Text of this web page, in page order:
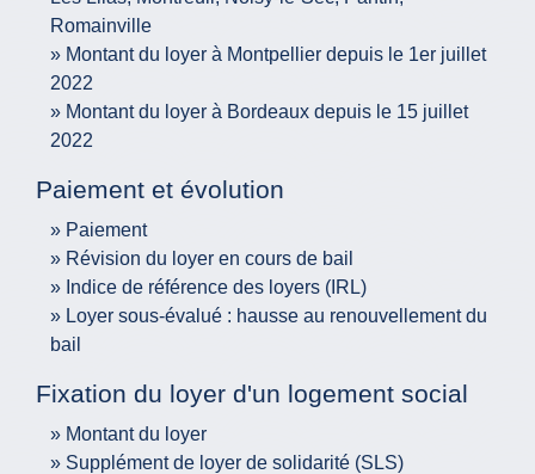
Romainville
Montant du loyer à Montpellier depuis le 1er juillet
2022
Montant du loyer à Bordeaux depuis le 15 juillet
2022
Paiement et évolution
Paiement
Révision du loyer en cours de bail
Indice de référence des loyers (IRL)
Loyer sous-évalué : hausse au renouvellement du
bail
Fixation du loyer d'un logement social
Montant du loyer
Supplément de loyer de solidarité (SLS)